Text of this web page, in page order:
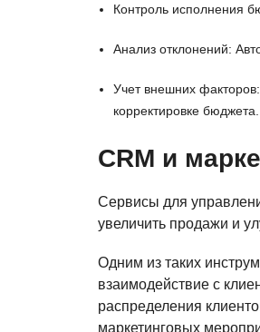
Контроль исполнения
Анализ отклонений:
Учет внешних
корректировке бюджета.
CRM и
Сервисы для
увеличить продажи и
Одним из таких
взаимодействие с
распределения
маркетинговых